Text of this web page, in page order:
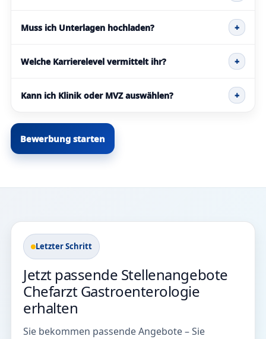
Muss ich Unterlagen hochladen? +
Welche Karrierelevel vermittelt ihr? +
Kann ich Klinik oder MVZ auswählen? +
Bewerbung starten
Letzter Schritt
Jetzt passende Stellenangebote
Chefarzt Gastroenterologie
erhalten
Sie bekommen passende Angebote – Sie